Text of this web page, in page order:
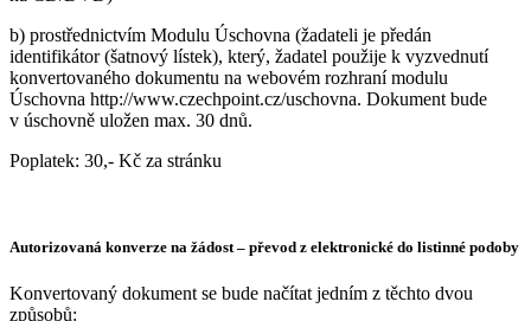
b) prostřednictvím Modulu Úschovna (žadateli je předán
identifikátor (šatnový lístek), který, žadatel použije k vyzvednutí
konvertovaného dokumentu na webovém rozhraní modulu
Úschovna http://www.czechpoint.cz/uschovna. Dokument bude
v úschovně uložen max. 30 dnů.
Poplatek: 30,- Kč za stránku
Autorizovaná konverze na žádost – převod z elektronické do listinné podoby
Konvertovaný dokument se bude načítat jedním z těchto dvou
způsobů: